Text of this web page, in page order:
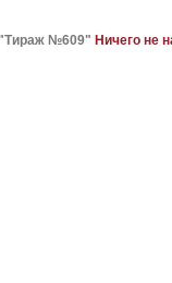
№609" Ничего не